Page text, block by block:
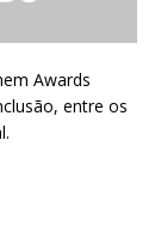
Awards
entre os